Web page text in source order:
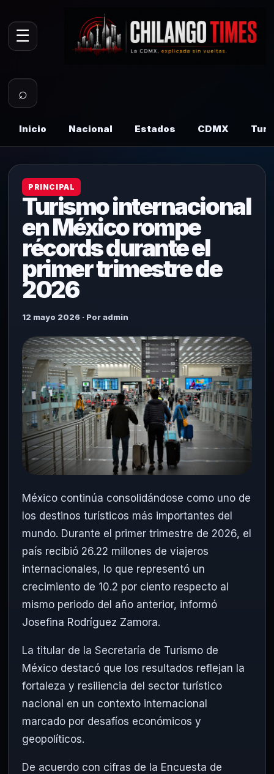
☰
⌕
Inicio Nacional Estados CDMX
PRINCIPAL
Turismo internacional
en México rompe
récords durante el
primer trimestre de
2026
12 mayo 2026 · Por admin
México continúa consolidándose como uno de
los destinos turísticos más importantes del
mundo. Durante el primer trimestre de 2026, el
país recibió 26.22 millones de viajeros
internacionales, lo que representó un
crecimiento de 10.2 por ciento respecto al
mismo periodo del año anterior, informó
Josefina Rodríguez Zamora.
La titular de la Secretaría de Turismo de
México destacó que los resultados reflejan la
fortaleza y resiliencia del sector turístico
nacional en un contexto internacional
marcado por desafíos económicos y
geopolíticos.
De acuerdo con cifras de la Encuesta de